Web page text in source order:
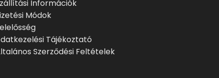
Információk
Módok
Tájékoztató
Szerződési Feltételek